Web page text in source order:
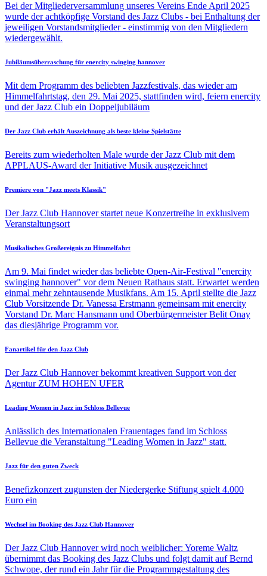
Bei der Mitgliederversammlung unseres Vereins Ende April 2025
wurde der achtköpfige Vorstand des Jazz Clubs - bei Enthaltung der
jeweiligen Vorstandsmitglieder - einstimmig von den Mitgliedern
wiedergewählt.
Jubiläumsüberraschung für enercity swinging hannover
Mit dem Programm des beliebten Jazzfestivals, das wieder am
Himmelfahrtstag, den 29. Mai 2025, stattfinden wird, feiern enercity
und der Jazz Club ein Doppeljubiläum
Der Jazz Club erhält Auszeichnung als beste kleine Spielstätte
Bereits zum wiederholten Male wurde der Jazz Club mit dem
APPLAUS-Award der Initiative Musik ausgezeichnet
Premiere von "Jazz meets Klassik"
Der Jazz Club Hannover startet neue Konzertreihe in exklusivem
Veranstaltungsort
Musikalisches Großereignis zu Himmelfahrt
Am 9. Mai findet wieder das beliebte Open-Air-Festival "enercity
swinging hannover" vor dem Neuen Rathaus statt. Erwartet werden
einmal mehr zehntausende Musikfans. Am 15. April stellte die Jazz
Club Vorsitzende Dr. Vanessa Erstmann gemeinsam mit enercity
Vorstand Dr. Marc Hansmann und Oberbürgermeister Belit Onay
das diesjährige Programm vor.
Fanartikel für den Jazz Club
Der Jazz Club Hannover bekommt kreativen Support von der
Agentur ZUM HOHEN UFER
Leading Women in Jazz im Schloss Bellevue
Anlässlich des Internationalen Frauentages fand im Schloss
Bellevue die Veranstaltung "Leading Women in Jazz" statt.
Jazz für den guten Zweck
Benefizkonzert zugunsten der Niedergerke Stiftung spielt 4.000
Euro ein
Wechsel im Booking des Jazz Club Hannover
Der Jazz Club Hannover wird noch weiblicher: Yoreme Waltz
übernimmt das Booking des Jazz Clubs und folgt damit auf Bernd
Schwope, der rund ein Jahr für die Programmgestaltung des